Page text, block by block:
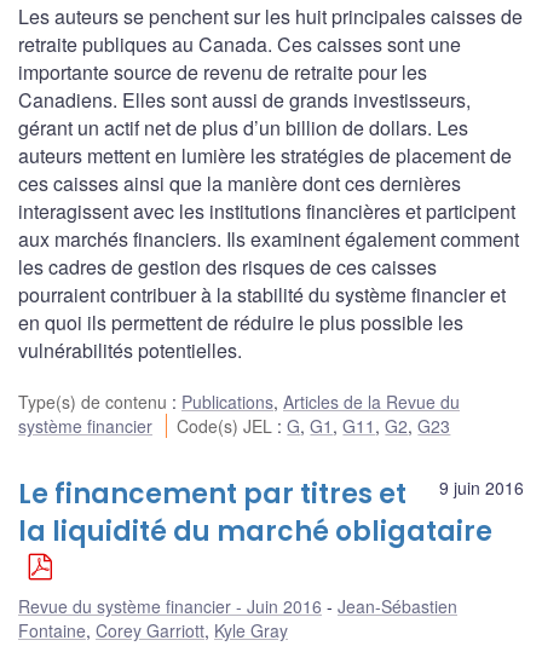
Les auteurs se penchent sur les huit principales caisses de
retraite publiques au Canada. Ces caisses sont une
importante source de revenu de retraite pour les
Canadiens. Elles sont aussi de grands investisseurs,
gérant un actif net de plus d’un billion de dollars. Les
auteurs mettent en lumière les stratégies de placement de
ces caisses ainsi que la manière dont ces dernières
interagissent avec les institutions financières et participent
aux marchés financiers. Ils examinent également comment
les cadres de gestion des risques de ces caisses
pourraient contribuer à la stabilité du système financier et
en quoi ils permettent de réduire le plus possible les
vulnérabilités potentielles.
Type(s) de contenu : Publications, Articles de la Revue du
système financier
Code(s) JEL :G,G1 ,G11 ,G2,G23
9 juin 2016
Le financement par titres et
la liquidité du marché obligataire
Revue du système financier - Juin 2016
Jean-Sébastien
Fontaine, Corey Garriott, Kyle Gray